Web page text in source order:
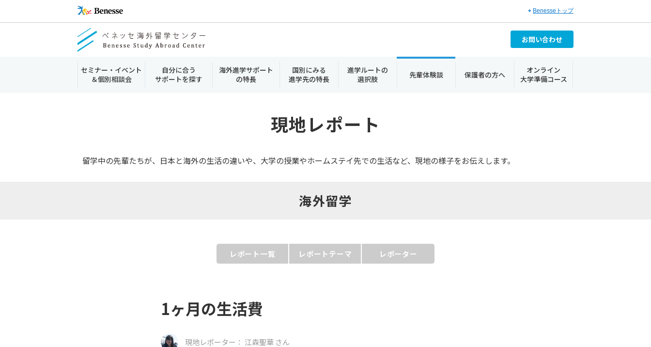
Benesseトップ
お問い合わせ
セミナー・イベント
＆個別相談会
自分に合う
サポートを探す
海外進学サポート
の特長
国別にみる
進学先の特長
進学ルートの
選択肢
先輩体験談 保護者の方へ
オンライン
大学準備コース
現地レポート
留学中の先輩たちが、日本と海外の生活の違いや、大学の授業やホームステイ先での生活など、現地の様子をお伝えします。
海外留学
レポート一覧 レポートテーマ レポーター
1ヶ月の生活費
現地レポーター： 江森聖華 さん